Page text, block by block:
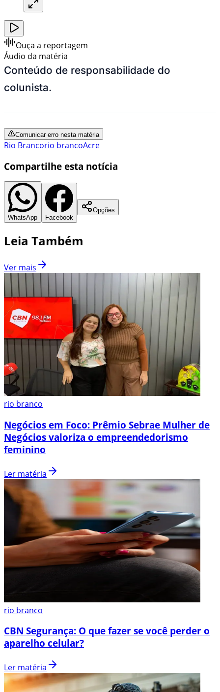
Ouça a reportagem
Áudio da matéria
Conteúdo de responsabilidade do
colunista.
Comunicar erro nesta matéria
Rio Brancorio brancoAcre
Compartilhe esta notícia
WhatsApp Facebook
Opções
Leia Também
Ver mais
rio branco
Negócios em Foco: Prêmio Sebrae Mulher de
Negócios valoriza o empreendedorismo
feminino
Ler matéria
rio branco
CBN Segurança: O que fazer se você perder o
aparelho celular?
Ler matéria